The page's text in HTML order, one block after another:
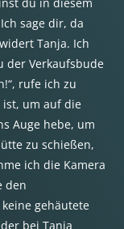
sage dir, da
Tanja. Ich
der Verkaufsbude
rufe ich zu
ist, um auf die
Auge hebe, um
zu schießen,
ich die Kamera
den
gehäutete
bei Tanja